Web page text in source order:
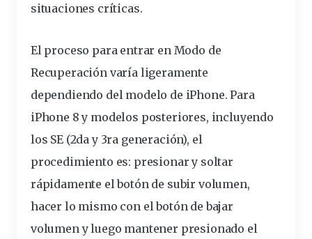
situaciones críticas.
El proceso para entrar en Modo de
Recuperación varía ligeramente
dependiendo del modelo de iPhone. Para
iPhone 8 y modelos posteriores, incluyendo
los SE (2da y 3ra generación), el
procedimiento es: presionar y soltar
rápidamente el botón de subir volumen,
hacer lo mismo con el botón de bajar
volumen y luego mantener presionado el